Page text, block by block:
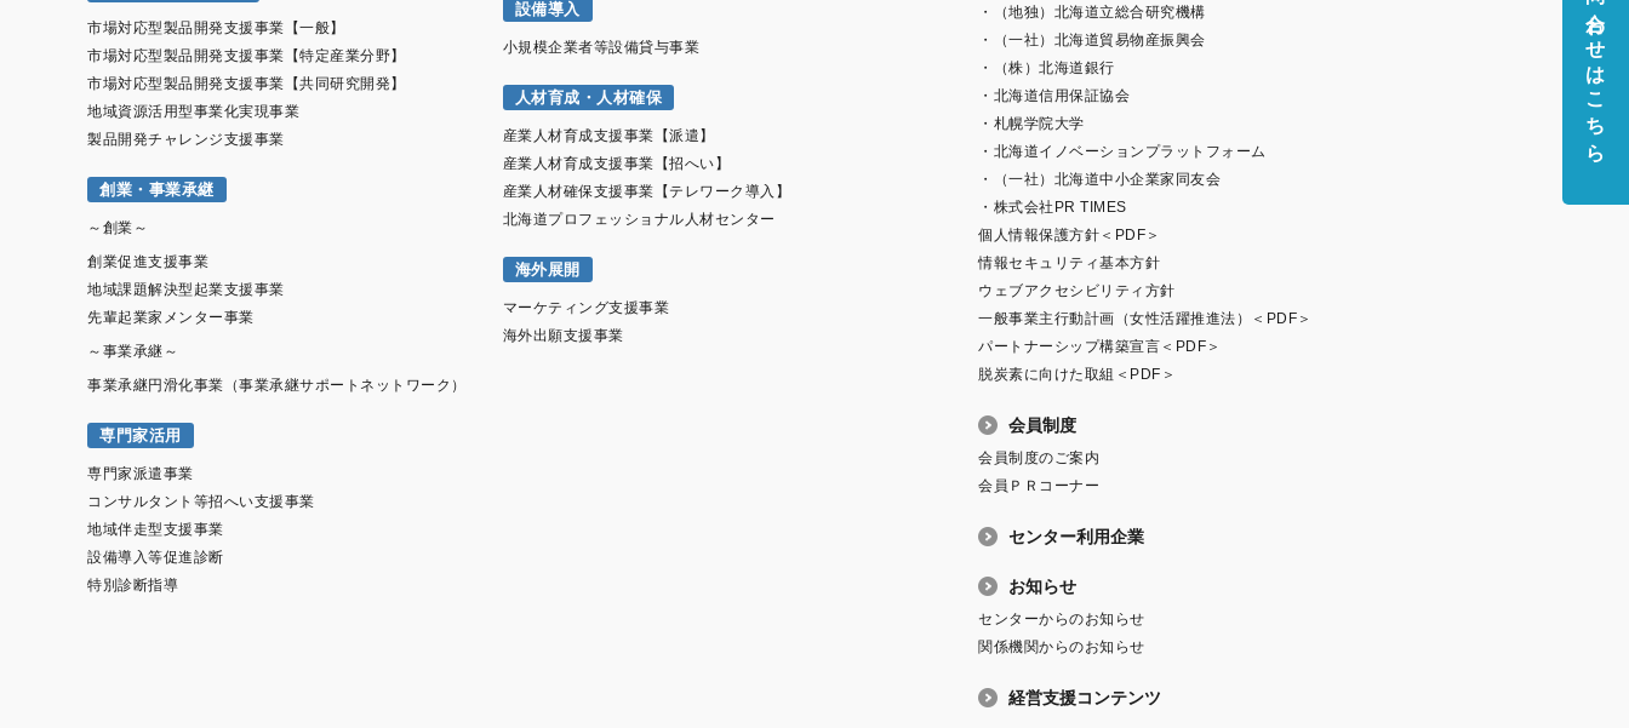
お問い合わせはこちら
市場対応型製品開発支援事業【一般】
市場対応型製品開発支援事業【特定産業分野】
市場対応型製品開発支援事業【共同研究開発】
地域資源活用型事業化実現事業
製品開発チャレンジ支援事業
創業・事業承継
～創業～
創業促進支援事業
地域課題解決型起業支援事業
先輩起業家メンター事業
～事業承継～
事業承継円滑化事業（事業承継サポートネットワーク）
専門家活用
専門家派遣事業
コンサルタント等招へい支援事業
地域伴走型支援事業
設備導入等促進診断
特別診断指導
設備導入
小規模企業者等設備貸与事業
人材育成・人材確保
産業人材育成支援事業【派遣】
産業人材育成支援事業【招へい】
産業人材確保支援事業【テレワーク導入】
北海道プロフェッショナル人材センター
海外展開
マーケティング支援事業
海外出願支援事業
・（地独）北海道立総合研究機構
・（一社）北海道貿易物産振興会
・（株）北海道銀行
・北海道信用保証協会
・札幌学院大学
・北海道イノベーションプラットフォーム
・（一社）北海道中小企業家同友会
・株式会社PR TIMES
個人情報保護方針＜PDF＞
情報セキュリティ基本方針
ウェブアクセシビリティ方針
一般事業主行動計画（女性活躍推進法）＜PDF＞
パートナーシップ構築宣言＜PDF＞
脱炭素に向けた取組＜PDF＞
会員制度
会員制度のご案内
会員ＰＲコーナー
センター利用企業
お知らせ
センターからのお知らせ
関係機関からのお知らせ
経営支援コンテンツ